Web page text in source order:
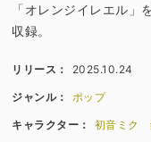
「オレンジイレエル
収録。
リリース： 2025.10.24
ジャンル： ポップ
キャラクター： 初音ミク